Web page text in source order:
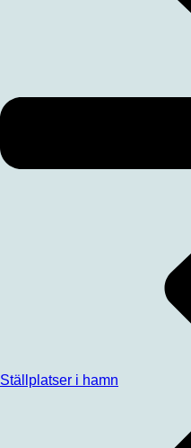
Ställplatser i hamn